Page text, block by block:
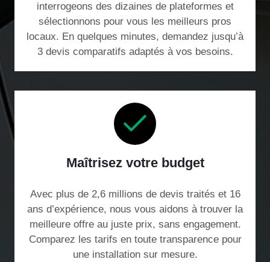
interrogeons des dizaines de plateformes et
sélectionnons pour vous les meilleurs pros
locaux. En quelques minutes, demandez jusqu’à
3 devis comparatifs adaptés à vos besoins.
Maîtrisez votre budget
Avec plus de 2,6 millions de devis traités et 16
ans d’expérience, nous vous aidons à trouver la
meilleure offre au juste prix, sans engagement.
Comparez les tarifs en toute transparence pour
une installation sur mesure.